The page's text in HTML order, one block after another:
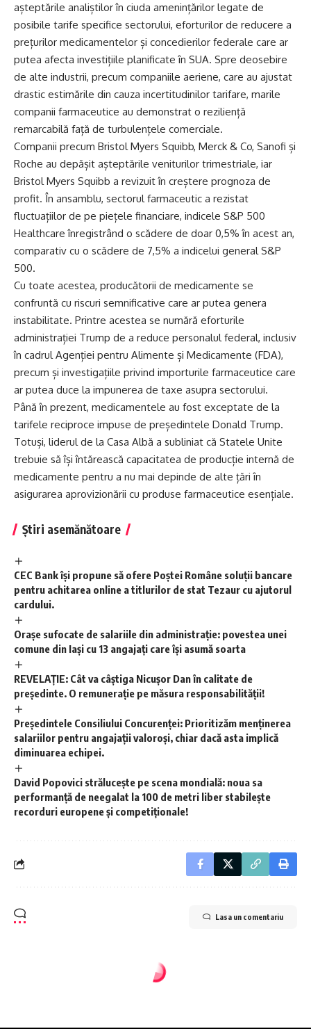
așteptările analiștilor în ciuda amenințărilor legate de
posibile tarife specifice sectorului, eforturilor de reducere a
prețurilor medicamentelor și concedierilor federale care ar
putea afecta investițiile planificate în SUA. Spre deosebire
de alte industrii, precum companiile aeriene, care au ajustat
drastic estimările din cauza incertitudinilor tarifare, marile
companii farmaceutice au demonstrat o reziliență
remarcabilă față de turbulențele comerciale.
Companii precum Bristol Myers Squibb, Merck & Co, Sanofi și
Roche au depășit așteptările veniturilor trimestriale, iar
Bristol Myers Squibb a revizuit în creștere prognoza de
profit. În ansamblu, sectorul farmaceutic a rezistat
fluctuațiilor de pe piețele financiare, indicele S&P 500
Healthcare înregistrând o scădere de doar 0,5% în acest an,
comparativ cu o scădere de 7,5% a indicelui general S&P
500.
Cu toate acestea, producătorii de medicamente se
confruntă cu riscuri semnificative care ar putea genera
instabilitate. Printre acestea se numără eforturile
administrației Trump de a reduce personalul federal, inclusiv
în cadrul Agenției pentru Alimente și Medicamente (FDA),
precum și investigațiile privind importurile farmaceutice care
ar putea duce la impunerea de taxe asupra sectorului.
Până în prezent, medicamentele au fost exceptate de la
tarifele reciproce impuse de președintele Donald Trump.
Totuși, liderul de la Casa Albă a subliniat că Statele Unite
trebuie să își întărească capacitatea de producție internă de
medicamente pentru a nu mai depinde de alte țări în
asigurarea aprovizionării cu produse farmaceutice esențiale.
Știri asemănătoare
CEC Bank își propune să ofere Poștei Române soluții bancare
pentru achitarea online a titlurilor de stat Tezaur cu ajutorul
cardului.
Orașe sufocate de salariile din administrație: povestea unei
comune din Iași cu 13 angajați care își asumă soarta
REVELAȚIE: Cât va câștiga Nicușor Dan în calitate de
președinte. O remunerație pe măsura responsabilității!
Președintele Consiliului Concurenței: Prioritizăm menținerea
salariilor pentru angajații valoroși, chiar dacă asta implică
diminuarea echipei.
David Popovici strălucește pe scena mondială: noua sa
performanță de neegalat la 100 de metri liber stabilește
recorduri europene și competiționale!
Lasa un comentariu